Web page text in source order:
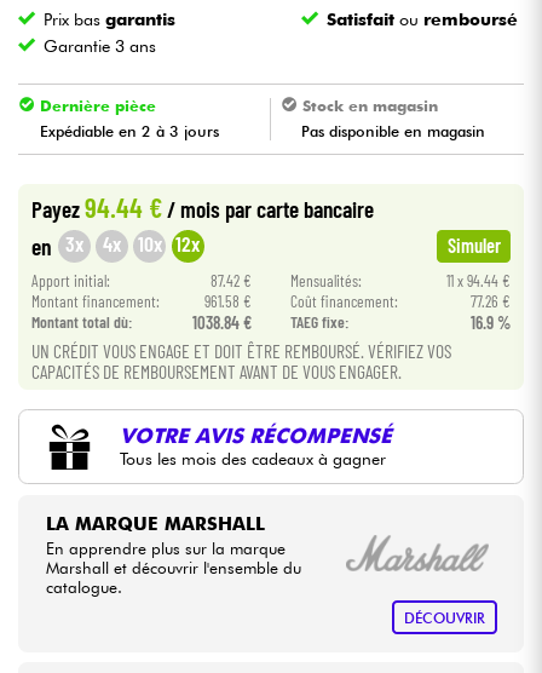
Violons & Quatuor
Eveil Musical
Câbles & Access.
HiFi
Packs
Voir nos marques
Prix basgarantis Satisfait ou remboursé
Garantie 3 ans
Dernière pièce
Expédiable en 2 à 3 jours
Stock en magasin
Pas disponible en magasin
Payez94.44 €/ mois par carte bancaire
en 3x 4x 10x 12x Simuler
Apport initial: 87.42 € Mensualités:
11 x 94.44 €
Montant financement:
961.58 € Coût financement:
77.26 €
Montant total dù:
1038.84 € TAEG fixe: 16.9 %
UN CRÉDIT VOUS ENGAGE ET DOIT ÊTRE REMBOURSÉ. VÉRIFIEZ VOS
CAPACITÉS DE REMBOURSEMENT AVANT DE VOUS ENGAGER.
VOTRE AVIS RÉCOMPENSÉ
Tous les mois des cadeaux à gagner
LA MARQUE MARSHALL
En apprendre plus sur la marque
Marshall et découvrir l'ensemble du
catalogue.
DÉCOUVRIR